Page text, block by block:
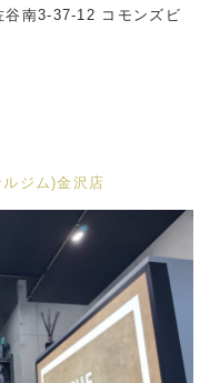
谷南3-37-12 コモンズビ
ジム)金沢店